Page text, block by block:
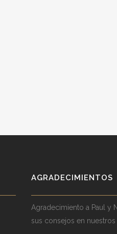
AGRADECIMIENTOS
Agradecimiento a Paul y
sus consejos en